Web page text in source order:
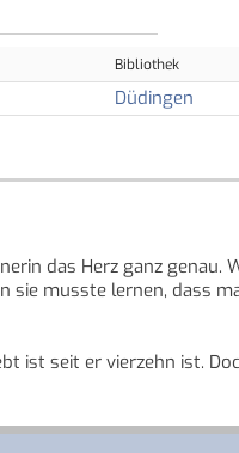
Bibliothek
Düdingen
das Herz ganz
sie musste lernen, dass
ist seit er vierzehn ist.
dem Broken-Heart-
Chance ist.